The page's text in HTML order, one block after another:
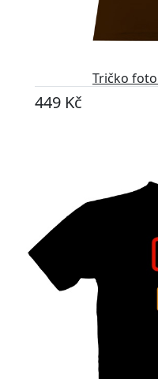
Tričko
449 Kč